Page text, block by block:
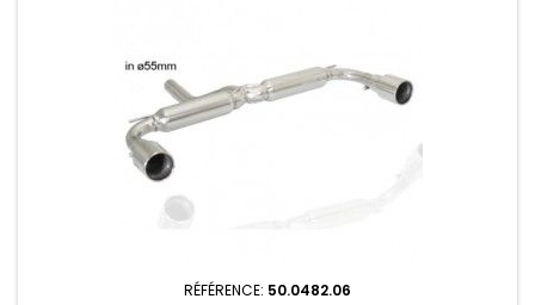
RÉFÉRENCE: 50.0482.06